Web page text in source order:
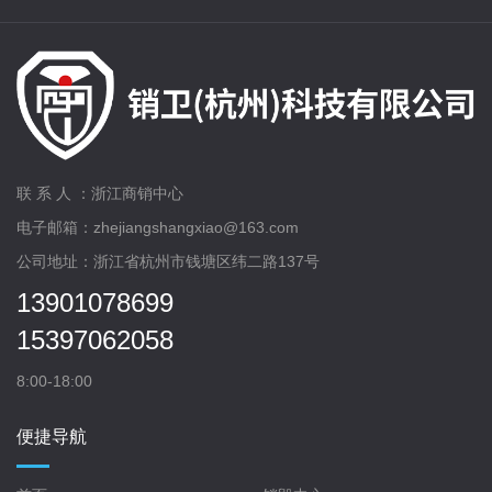
联 系 人 ：浙江商销中心
电子邮箱：zhejiangshangxiao@163.com
公司地址：浙江省杭州市钱塘区纬二路137号
13901078699
15397062058
8:00-18:00
便捷导航